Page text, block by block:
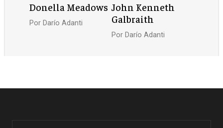
Donella Meadows
Por Darío Adanti
John Kenneth
Galbraith
Por Darío Adanti